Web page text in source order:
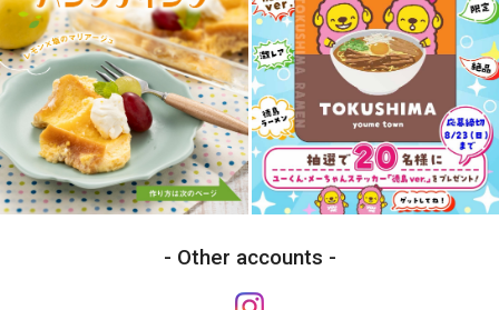
Other accounts